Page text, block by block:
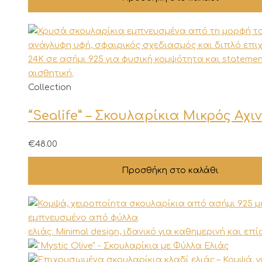
Collection
“Sealife” – Σκουλαρίκια Μικρός
€48.00
Προσθήκη στο καλάθι